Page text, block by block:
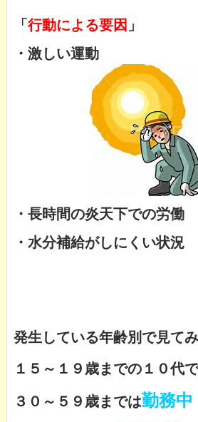
「 行動による要因 」
・激しい運動
・長時間の炎天下での労働
・水分補給がしにくい状況
発生している年齢別で見て
１５～１９歳までの１０代
３０～５９歳までは勤務中